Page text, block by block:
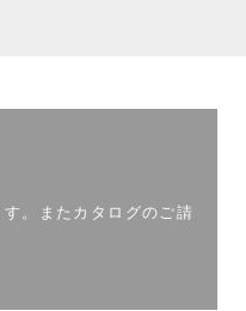
。
またカタログのご請